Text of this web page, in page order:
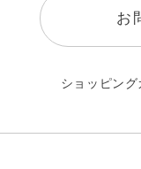
お
ショッピング